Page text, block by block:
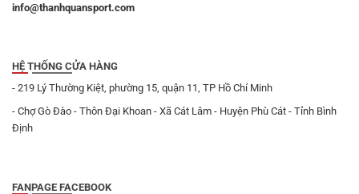
info@thanhquansport.com
HỆ THỐNG CỬA HÀNG
- 219 Lý Thường Kiệt, phường 15, quận 11, TP Hồ Chí Minh
- Chợ Gò Đào - Thôn Đại Khoan - Xã Cát Lâm - Huyện Phù Cát - Tỉnh Bình
Định
FANPAGE FACEBOOK